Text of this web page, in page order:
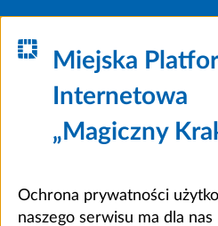
Miejska
Internetowa
„Magiczny
Ochrona prywatności
naszego serwisu ma dla nas